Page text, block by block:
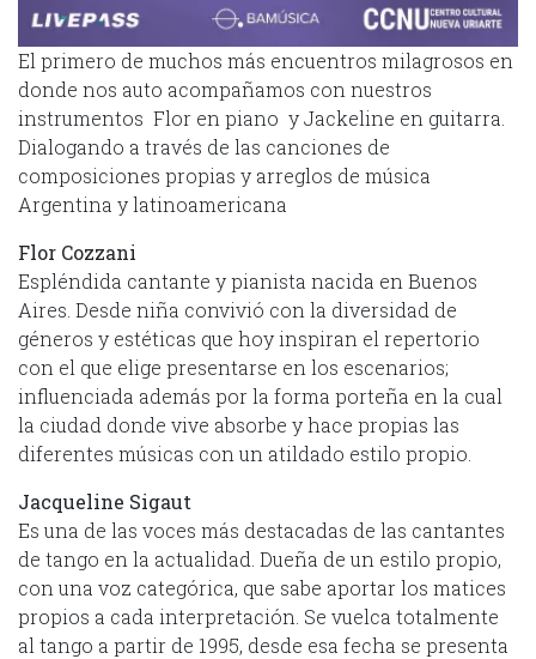
El primero de muchos más encuentros milagrosos en
donde nos auto acompañamos con nuestros
instrumentos Flor en piano y Jackeline en guitarra.
Dialogando a través de las canciones de
composiciones propias y arreglos de música
Argentina y latinoamericana
Flor Cozzani
Espléndida cantante y pianista nacida en Buenos
Aires. Desde niña convivió con la diversidad de
géneros y estéticas que hoy inspiran el repertorio
con el que elige presentarse en los escenarios;
influenciada además por la forma porteña en la cual
la ciudad donde vive absorbe y hace propias las
diferentes músicas con un atildado estilo propio.
Jacqueline Sigaut
Es una de las voces más destacadas de las cantantes
de tango en la actualidad. Dueña de un estilo propio,
con una voz categórica, que sabe aportar los matices
propios a cada interpretación. Se vuelca totalmente
al tango a partir de 1995, desde esa fecha se presenta